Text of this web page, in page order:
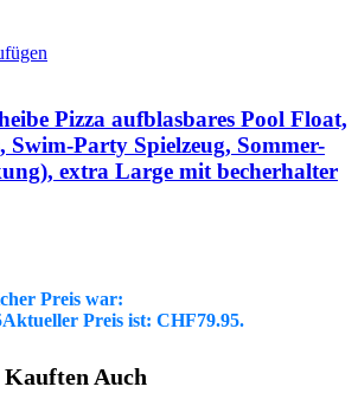
Pizza aufblasbares Pool Float,
Swim-Party Spielzeug, Sommer-
extra Large mit becherhalter
Preis war:
Aktueller Preis ist: CHF79.95.
Auch